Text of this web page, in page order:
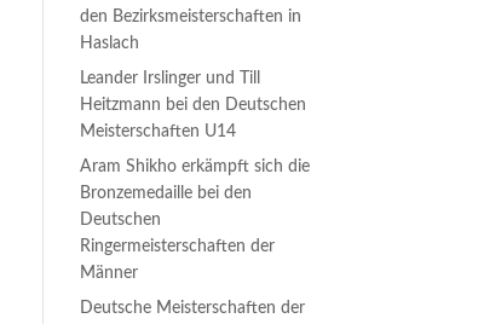
den Bezirksmeisterschaften in
Haslach
Leander Irslinger und Till
Heitzmann bei den Deutschen
Meisterschaften U14
Aram Shikho erkämpft sich die
Bronzemedaille bei den
Deutschen
Ringermeisterschaften der
Männer
Deutsche Meisterschaften der